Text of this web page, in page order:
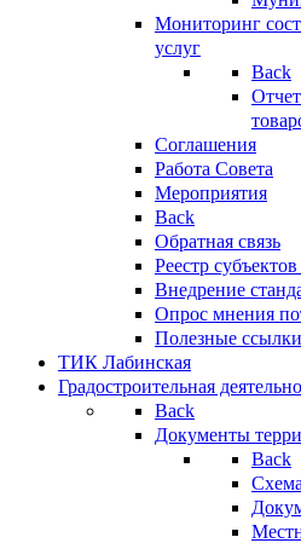
Мониторинг
услуг
Back
Соглашения
Работа Совета
Мероприятия
Back
Обратная связь
Реестр
Внедрение
Опрос мнения
Полезные
ТИК Лабинская
Градостроительная
Back
Документы
Back